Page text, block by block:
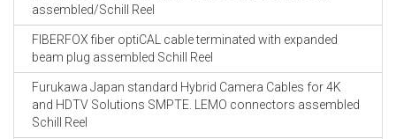
assembled/Schill Reel
FIBERFOX fiber optiCAL cable terminated with expanded
beam plug assembled Schill Reel
Furukawa Japan standard Hybrid Camera Cables for 4K
and HDTV Solutions SMPTE. LEMO connectors assembled
Schill Reel